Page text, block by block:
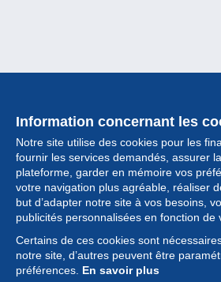
Information concernant les
Notre site utilise des cookies pour les
fournir les services demandés, assurer
plateforme, garder en mémoire vos
votre navigation plus agréable, réaliser
but d’adapter notre site à vos besoins,
publicités personnalisées en fonction de
Certains de ces cookies sont
notre site, d’autres peuvent être
préférences. En savoir plus
Collection
Actualités
Fonctionnalités